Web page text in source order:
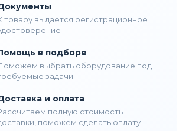
товару выдается регистрационное
в подборе
выбрать оборудование под
задачи
и оплата
полную стоимость
поможем сделать оплату